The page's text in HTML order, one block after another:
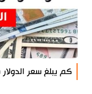
كم يبلغ سعر